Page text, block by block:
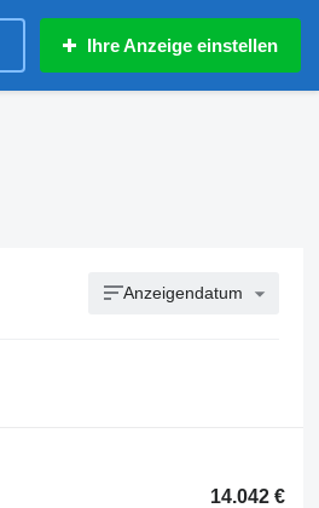
Ihre Anzeige einstellen
Anzeigendatum
14.042 €